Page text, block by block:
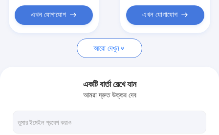
সাইলেন্ট জেনারেটর সেট
সামুদ্রিক ডিজেল জেনারেটর
এখন যোগাযোগ এখন যোগাযোগ
আরো দেখুন
একটি বার্তা রেখে যান
আমরা দ্রুত উত্তর দেব